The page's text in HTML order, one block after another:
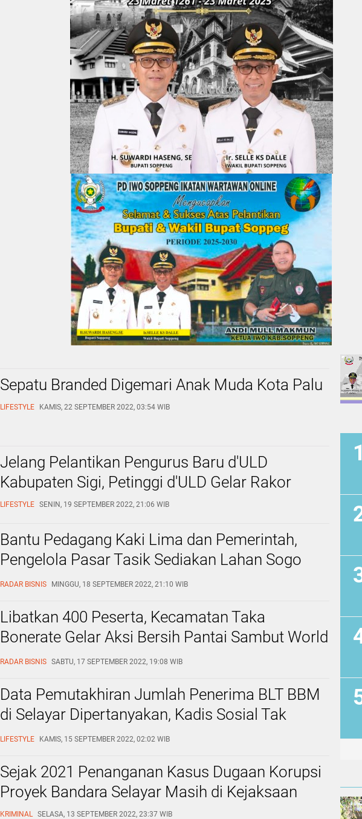
Sepatu Branded Digemari Anak Muda Kota Palu
LIFESTYLE KAMIS, 22 SEPTEMBER 2022, 03:54 WIB
Jelang Pelantikan Pengurus Baru d'ULD
Kabupaten Sigi, Petinggi d'ULD Gelar Rakor
LIFESTYLE SENIN, 19 SEPTEMBER 2022, 21:06 WIB
Bantu Pedagang Kaki Lima dan Pemerintah,
Pengelola Pasar Tasik Sediakan Lahan Sogo
Jongkok
RADAR BISNIS MINGGU, 18 SEPTEMBER 2022, 21:10 WIB
Libatkan 400 Peserta, Kecamatan Taka
Bonerate Gelar Aksi Bersih Pantai Sambut World
Cleanup Day
RADAR BISNIS SABTU, 17 SEPTEMBER 2022, 19:08 WIB
Data Pemutakhiran Jumlah Penerima BLT BBM
di Selayar Dipertanyakan, Kadis Sosial Tak
Menjawab
LIFESTYLE KAMIS, 15 SEPTEMBER 2022, 02:02 WIB
Sejak 2021 Penanganan Kasus Dugaan Korupsi
Proyek Bandara Selayar Masih di Kejaksaan
KRIMINAL SELASA, 13 SEPTEMBER 2022, 23:37 WIB